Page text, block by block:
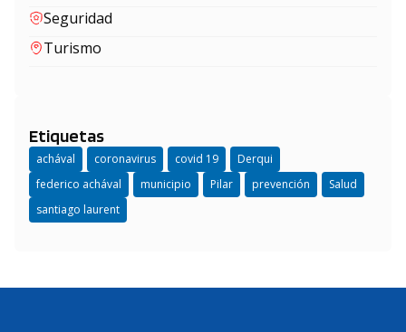
Seguridad
Turismo
Etiquetas
achával coronavirus covid 19
Derqui
federico achával
municipio Pilar prevención
Salud
santiago laurent